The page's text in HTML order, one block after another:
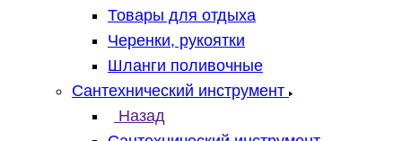
Товары для отдыха
Черенки, рукоятки
Шланги поливочные
Сантехнический инструмент
Назад